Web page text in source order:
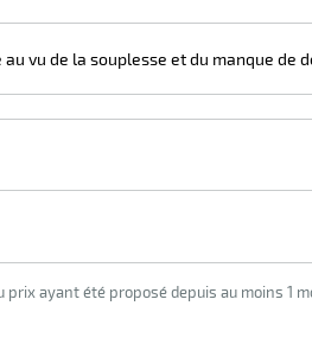
vu de la souplesse et du manque de
ayant été proposé depuis au moins 1